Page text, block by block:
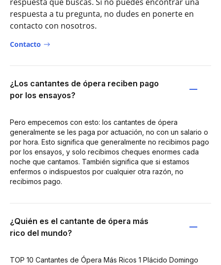
respuesta a tu pregunta, no dudes en ponerte en
contacto con nosotros.
Contacto
¿Los cantantes de ópera reciben pago
por los ensayos?
Pero empecemos con esto: los cantantes de ópera
generalmente se les paga por actuación, no con un salario o
por hora. Esto significa que generalmente no recibimos pago
por los ensayos, y solo recibimos cheques enormes cada
noche que cantamos. También significa que si estamos
enfermos o indispuestos por cualquier otra razón, no
recibimos pago.
¿Quién es el cantante de ópera más
rico del mundo?
TOP 10 Cantantes de Ópera Más Ricos 1 Plácido Domingo